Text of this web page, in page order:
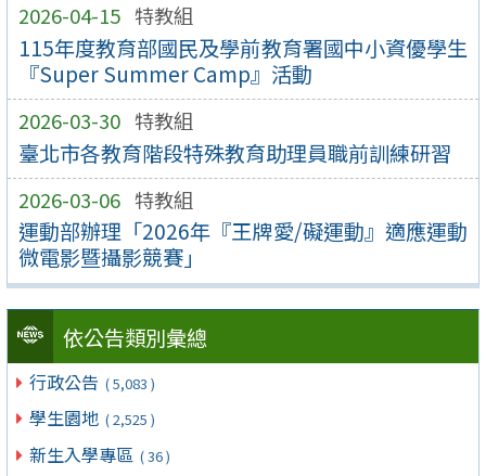
2026-04-15 特教組
115年度教育部國民及學前教育署國中小資優學生
『Super Summer Camp』活動
2026-03-30 特教組
臺北市各教育階段特殊教育助理員職前訓練研習
2026-03-06 特教組
運動部辦理「2026年『王牌愛/礙運動』適應運動
微電影暨攝影競賽」
依公告類別彙總
行政公告 ( 5,083 )
學生園地 ( 2,525 )
新生入學專區 ( 36 )